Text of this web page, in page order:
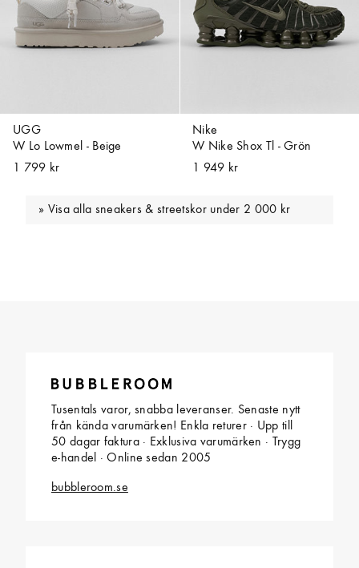
UGG
W Lo Lowmel - Beige
1 799 kr
Nike
W Nike Shox Tl - Grön
1 949 kr
Visa alla sneakers & streetskor under 2 000 kr
Tusentals varor, snabba leveranser. Senaste nytt
från kända varumärken! Enkla returer · Upp till
50 dagar faktura · Exklusiva varumärken · Trygg
e-handel · Online sedan 2005
bubbleroom.se